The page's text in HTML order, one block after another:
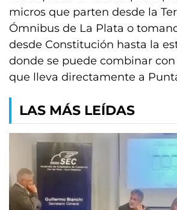
micros que parten desde la
Ómnibus de La Plata o
desde Constitución hasta la
donde se puede combinar
que lleva directamente a
LAS MÁS LEÍDAS